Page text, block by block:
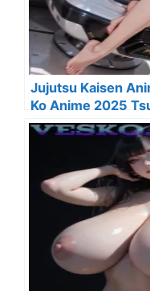
Jujutsu Kaisen
Ko Anime 2025